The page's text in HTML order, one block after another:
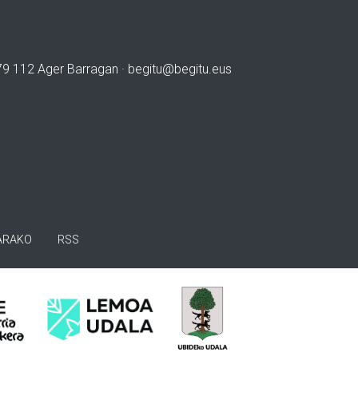
112 Ager Barragan · begitu@begitu.eus
RSS